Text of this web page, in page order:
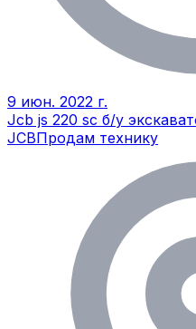
9 июн. 2022 г.
Jcb js 220 sc б/у
JCBПродам технику